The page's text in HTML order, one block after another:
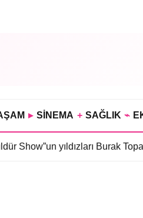
▸ SİNEMA + SAĞLIK ⌁
Show”un yıldızları Burak